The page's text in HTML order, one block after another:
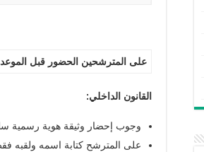
على المترشحين الحضور قبل
القانون الداخلي:
وجوب إحضار وثيقة هوية رسمية
على المترشح كتابة اسمه ولقبه